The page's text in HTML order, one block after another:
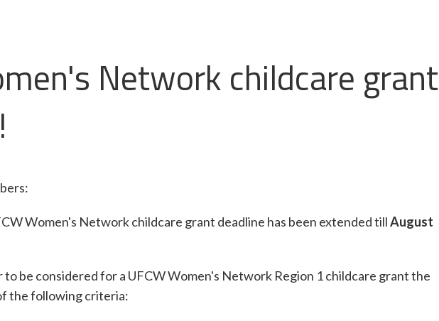
Network childcare grant
Women's Network childcare grant deadline has been extended tillAugust
to be considered for a UFCW Women's Network Region 1 childcare grant the
the following criteria: